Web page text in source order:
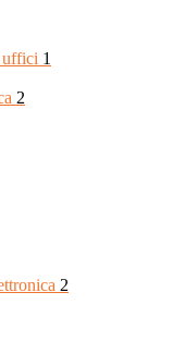
uffici 1
2
2